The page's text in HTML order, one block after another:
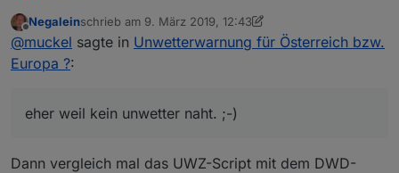
Offline
Negaleinschrieb am 9. März 2019, 12:43
zuletzt editiert von Negalein3. Sept. 2019, 13:45
@muckel sagte in Unwetterwarnung für Österreich bzw.
Europa ?:
eher weil kein unwetter naht. ;-)
Dann vergleich mal das UWZ-Script mit dem DWD-